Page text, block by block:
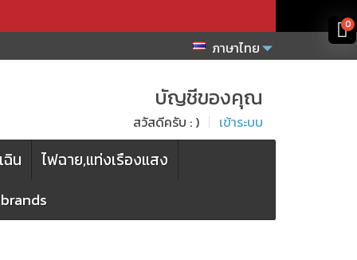
ภาษาไทย
บัญชีของคุณ
สวัสดีครับ : ) เข้าระบบ
น
ไฟฉาย,แท่งเรืองแสง
0